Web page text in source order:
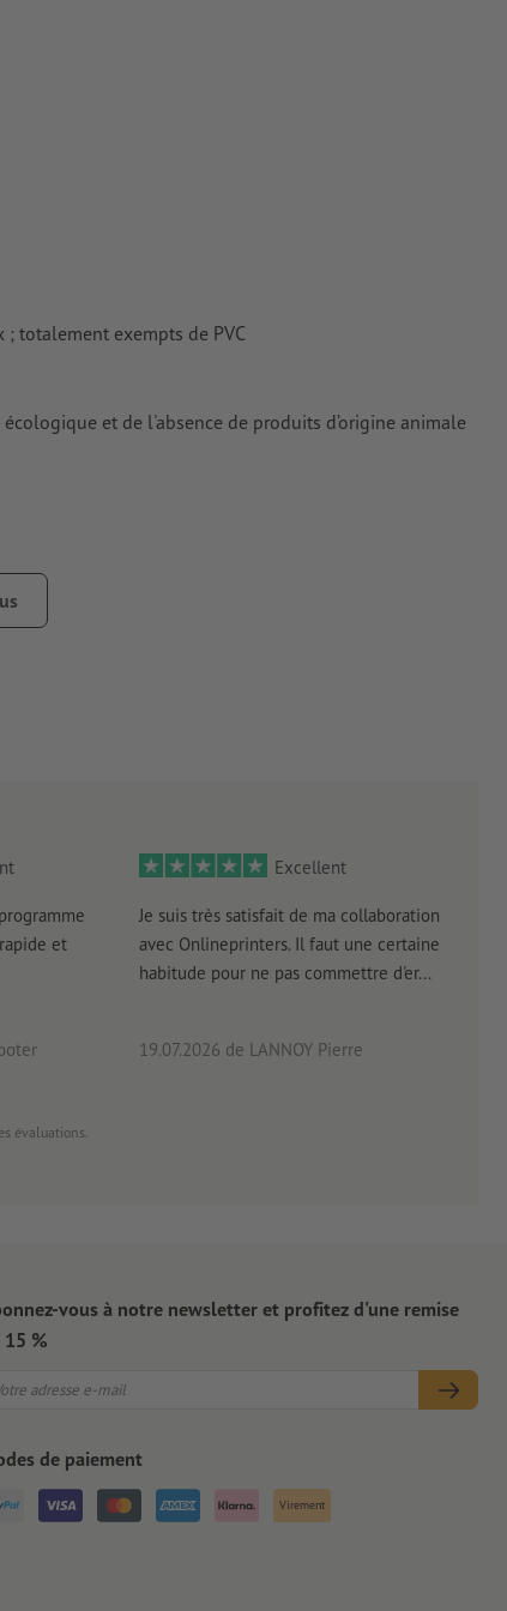
totalement exempts de PVC
et de l'absence de produits d’origine animale
est collé sur un téléphone portable, peut entraîner
de graisse ou d’autres contaminants. Ceux-
et
Excellent
Je suis très satisfait de ma collaboration
avec Onlineprinters. Il faut une certaine
habitude pour ne pas commettre d'er...
19.07.2026 de LANNOY Pierre
évaluations.
vous à notre newsletter et profitez d'une remise
15 %
de paiement
Virement